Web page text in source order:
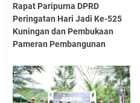
Rapat Paripurna DPRD
Peringatan Hari Jadi Ke-525
Kuningan dan Pembukaan
Pameran Pembangunan